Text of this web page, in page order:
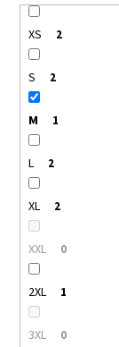
XS 2
S 2
M 1
L 2
XL 2
XXL 0
2XL 1
3XL 0